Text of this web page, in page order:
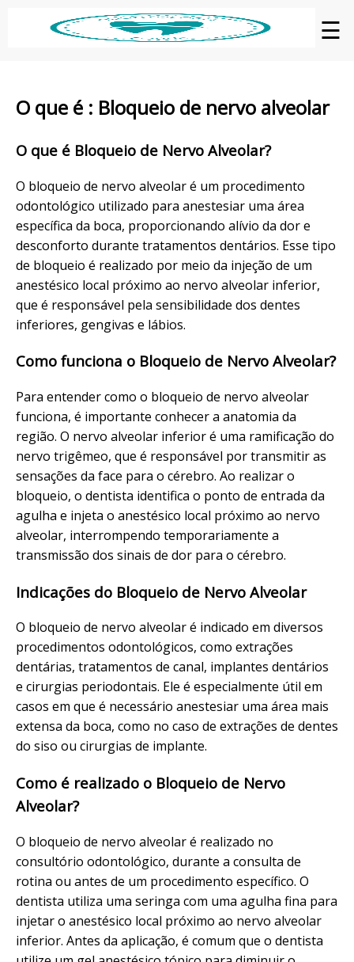
☰
O que é : Bloqueio de nervo alveolar
O que é Bloqueio de Nervo Alveolar?
O bloqueio de nervo alveolar é um procedimento
odontológico utilizado para anestesiar uma área
específica da boca, proporcionando alívio da dor e
desconforto durante tratamentos dentários. Esse tipo
de bloqueio é realizado por meio da injeção de um
anestésico local próximo ao nervo alveolar inferior,
que é responsável pela sensibilidade dos dentes
inferiores, gengivas e lábios.
Como funciona o Bloqueio de Nervo Alveolar?
Para entender como o bloqueio de nervo alveolar
funciona, é importante conhecer a anatomia da
região. O nervo alveolar inferior é uma ramificação do
nervo trigêmeo, que é responsável por transmitir as
sensações da face para o cérebro. Ao realizar o
bloqueio, o dentista identifica o ponto de entrada da
agulha e injeta o anestésico local próximo ao nervo
alveolar, interrompendo temporariamente a
transmissão dos sinais de dor para o cérebro.
Indicações do Bloqueio de Nervo Alveolar
O bloqueio de nervo alveolar é indicado em diversos
procedimentos odontológicos, como extrações
dentárias, tratamentos de canal, implantes dentários
e cirurgias periodontais. Ele é especialmente útil em
casos em que é necessário anestesiar uma área mais
extensa da boca, como no caso de extrações de dentes
do siso ou cirurgias de implante.
Como é realizado o Bloqueio de Nervo
Alveolar?
O bloqueio de nervo alveolar é realizado no
consultório odontológico, durante a consulta de
rotina ou antes de um procedimento específico. O
dentista utiliza uma seringa com uma agulha fina para
injetar o anestésico local próximo ao nervo alveolar
inferior. Antes da aplicação, é comum que o dentista